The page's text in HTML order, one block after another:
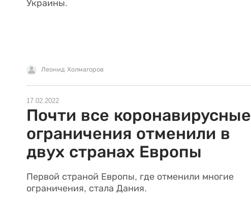
Украины.
Леонид Холмагоров
17.02.2022
Почти все коронавирусные
ограничения отменили в
двух странах Европы
Первой страной Европы, где отменили многие
ограничения, стала Дания.